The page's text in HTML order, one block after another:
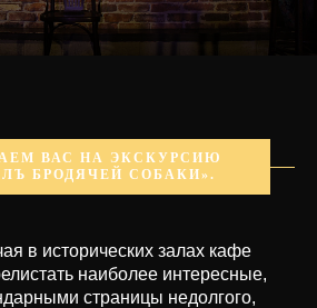
ВАС НА ЭКСКУРСИЮ
БРОДЯЧЕЙ СОБАКИ».
в исторических залах кафе
наиболее интересные,
страницы недолгого,